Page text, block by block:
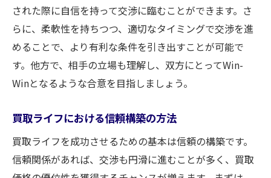
された際に自信を持って交渉に臨むことができます。さ
らに、柔軟性を持ちつつ、適切なタイミングで交渉を進
めることで、より有利な条件を引き出すことが可能で
す。他方で、相手の立場も理解し、双方にとってWin-
Winとなるような合意を目指しましょう。
買取ライフにおける信頼構築の方法
買取ライフを成功させるための基本は信頼の構築です。
信頼関係があれば、交渉も円滑に進むことが多く、買取